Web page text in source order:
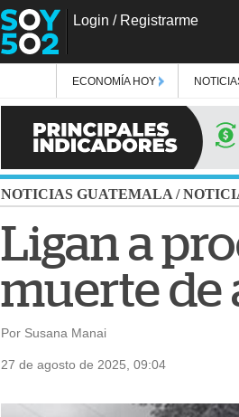
Login / Registrarme
ECONOMÍA HOY
NOTICIAS GUATEMALA /
Ligan a
muerte de
Por Susana Manai
27 de agosto de 2025, 09:04